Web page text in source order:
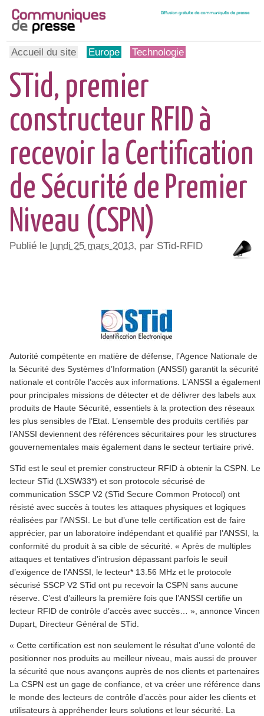
Accueil du site Europe Technologie
STid, premier
constructeur RFID à
recevoir la Certification
de Sécurité de Premier
Niveau (CSPN)
Publié le lundi 25 mars 2013, par STid-RFID
Autorité compétente en matière de défense, l’Agence Nationale de
la Sécurité des Systèmes d’Information (ANSSI) garantit la sécurité
nationale et contrôle l’accès aux informations. L’ANSSI a également
pour principales missions de détecter et de délivrer des labels aux
produits de Haute Sécurité, essentiels à la protection des réseaux
les plus sensibles de l’Etat. L’ensemble des produits certifiés par
l’ANSSI deviennent des références sécuritaires pour les structures
gouvernementales mais également dans le secteur tertiaire privé.
STid est le seul et premier constructeur RFID à obtenir la CSPN. Le
lecteur STid (LXSW33*) et son protocole sécurisé de
communication SSCP V2 (STid Secure Common Protocol) ont
résisté avec succès à toutes les attaques physiques et logiques
réalisées par l’ANSSI. Le but d’une telle certification est de faire
apprécier, par un laboratoire indépendant et qualifié par l’ANSSI, la
conformité du produit à sa cible de sécurité. « Après de multiples
attaques et tentatives d’intrusion dépassant parfois le seuil
d’exigence de l’ANSSI, le lecteur* 13.56 MHz et le protocole
sécurisé SSCP V2 STid ont pu recevoir la CSPN sans aucune
réserve. C’est d’ailleurs la première fois que l’ANSSI certifie un
lecteur RFID de contrôle d’accès avec succès… », annonce Vincent
Dupart, Directeur Général de STid.
« Cette certification est non seulement le résultat d’une volonté de
positionner nos produits au meilleur niveau, mais aussi de prouver
la sécurité que nous avançons auprès de nos clients et partenaires.
La CSPN est un gage de confiance, et va créer une référence dans
le monde des lecteurs de contrôle d’accès pour aider les clients et
utilisateurs à appréhender leurs solutions et leur sécurité. La